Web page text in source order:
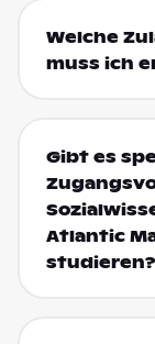
Welche
muss ich
Gibt es
Atlantic
studieren?